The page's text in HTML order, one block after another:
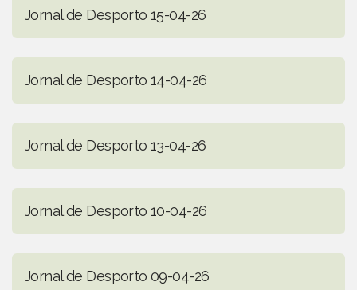
Jornal de Desporto 15-04-26
Jornal de Desporto 14-04-26
Jornal de Desporto 13-04-26
Jornal de Desporto 10-04-26
Jornal de Desporto 09-04-26